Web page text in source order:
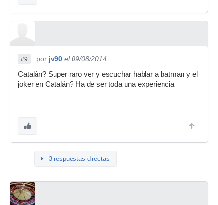
#9 por jv90 el 09/08/2014
Catalán? Super raro ver y escuchar hablar a batman y el
joker en Catalán? Ha de ser toda una experiencia
3 respuestas directas